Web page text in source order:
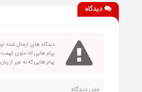
دیدگاه
دیدگاه های ارسال شده
پیام هایی که حاوی تهمت
پیام هایی که به غیر از